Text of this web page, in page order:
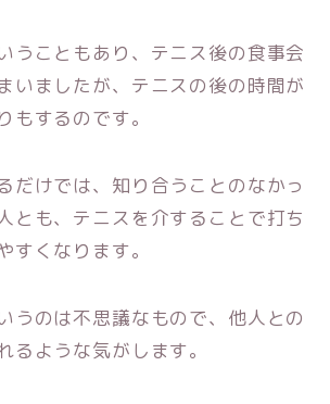
うこともあり、テニス後の食事会
いましたが、テニスの後の時間が
もするのです。
だけでは、知り合うことのなかっ
とも、テニスを介することで打ち
すくなります。
うのは不思議なもので、他人との
るような気がします。